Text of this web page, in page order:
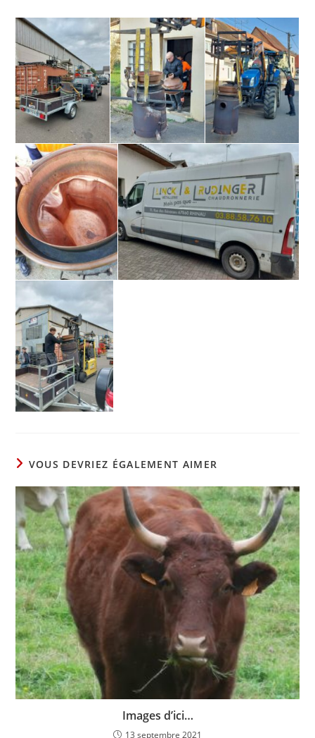
VOUS DEVRIEZ ÉGALEMENT AIMER
Images d’ici…
13 septembre 2021